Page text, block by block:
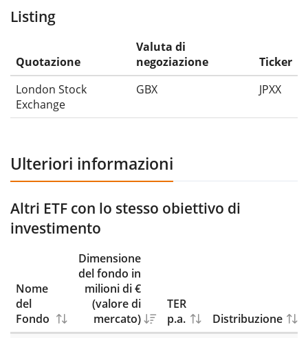
Listing
Quotazione
Valuta di
negoziazione
Ticker
London Stock
Exchange
GBX JPXX
Ulteriori informazioni
Altri ETF con lo stesso obiettivo di
investimento
Nome
del
Fondo
Dimensione
del fondo in
milioni di €
(valore di
mercato)
TER
p.a.
Distribuzione